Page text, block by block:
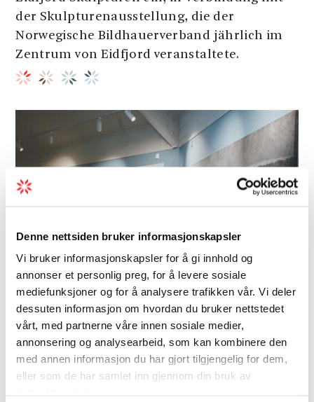
Denne nettsiden bruker informasjonskapsler
Vi bruker informasjonskapsler for å gi innhold og
annonser et personlig preg, for å levere sosiale
mediefunksjoner og for å analysere trafikken vår. Vi deler
dessuten informasjon om hvordan du bruker nettstedet
vårt, med partnerne våre innen sosiale medier,
annonsering og analysearbeid, som kan kombinere den
med annen informasjon du har gjort tilgjengelig for dem,
eller som de har samlet inn gjennom din bruk av
der Skulpturenausstellung, die der
Norwegische Bildhauerverband jährlich im
Zentrum von Eidfjord veranstaltete.
Ausstellungen | Galerie
Galerie N. Bergslien